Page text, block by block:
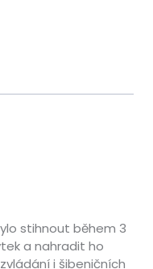
stihnout během 3
a nahradit ho
i šibeničních